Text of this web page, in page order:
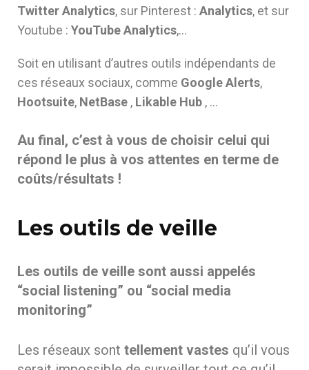
Twitter Analytics, sur Pinterest : Analytics, et sur
Youtube : YouTube Analytics,…
Soit en utilisant d’autres outils indépendants de
ces réseaux sociaux, comme Google Alerts,
Hootsuite, NetBase , Likable Hub , …
Au final, c’est à vous de choisir celui qui
répond le plus à vos attentes en terme de
coûts/résultats !
Les outils de veille
Les outils de veille sont aussi appelés
“social listening” ou “social media
monitoring”
Les réseaux sont tellement vastes qu’il vous